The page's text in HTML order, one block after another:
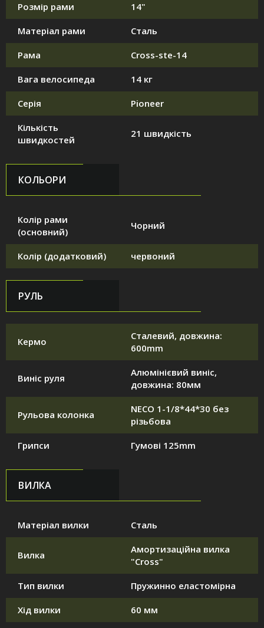
Розмір рами 14"
Матеріал рами Сталь
Рама Cross-ste-14
Вага велосипеда 14 кг
Серія Pioneer
Кількість
швидкостей
21 швидкість
КОЛЬОРИ
Колір рами
(основний)
Чорний
Колір (додатковий) червоний
РУЛЬ
Кермо
Сталевий, довжина:
600mm
Виніс руля
Алюмінієвий виніс,
довжина: 80мм
Рульова колонка
NECO 1-1/8*44*30 без
різьбова
Грипси Гумові 125mm
ВИЛКА
Матеріал вилки Сталь
Вилка
Амортизаційна вилка
"Cross"
Тип вилки Пружинно еластомірна
Хід вилки 60 мм